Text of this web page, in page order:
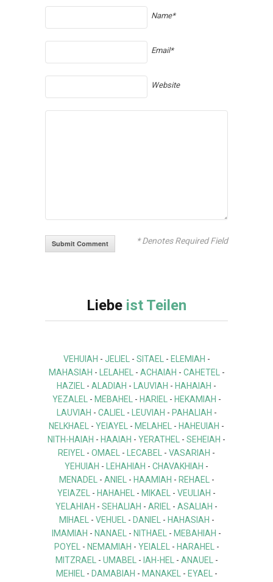
Name*
Email*
Website
* Denotes Required Field
Liebe ist Teilen
VEHUIAH - JELIEL- SITAEL- ELEMIAH -
MAHASIAH - LELAHEL- ACHAIAH - CAHETEL-
HAZIEL - ALADIAH - LAUVIAH - HAHAIAH -
YEZALEL- MEBAHEL- HARIEL- HEKAMIAH -
LAUVIAH - CALIEL- LEUVIAH - PAHALIAH -
NELKHAEL - YEIAYEL - MELAHEL - HAHEUIAH -
NITH-HAIAH - HAAIAH - YERATHEL - SEHEIAH -
REIYEL - OMAEL - LECABEL - VASARIAH -
YEHUIAH - LEHAHIAH - CHAVAKHIAH -
MENADEL- ANIEL- HAAMIAH - REHAEL-
YEIAZEL - HAHAHEL - MIKAEL - VEULIAH -
YELAHIAH - SEHALIAH - ARIEL - ASALIAH -
MIHAEL- VEHUEL- DANIEL- HAHASIAH -
IMAMIAH - NANAEL - NITHAEL - MEBAHIAH -
POYEL- NEMAMIAH - YEIALEL- HARAHEL-
MITZRAEL- UMABEL- IAH-HEL- ANAUEL-
MEHIEL- DAMABIAH - MANAKEL- EYAEL-